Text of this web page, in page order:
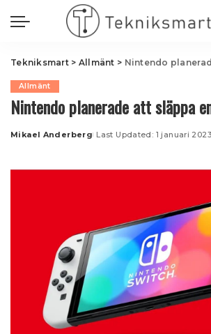
Tekniksmart> Allmänt > Nintendo planerade
Allmänt
Nintendo planerade att släppa
Posted
Mikael Anderberg Last Updated: 1 januari 2023